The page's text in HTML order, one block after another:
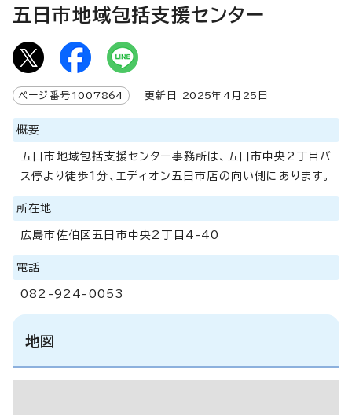
五日市地域包括支援センター
ページ番号 1007864 更新日 2025年4月 25 日
概要
五日市地域包括支援センター事務所は、五日市中央2丁目バ
ス停より徒歩1分、エディオン五日市店の向い側にあります。
所在地
広島市佐伯区五日市中央2丁目4-40
電話
082-924-0053
地図